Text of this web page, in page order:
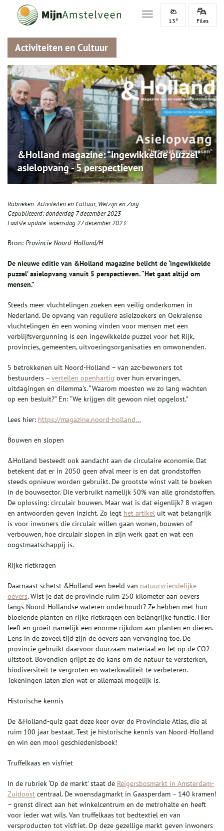
Toggle navigation
13° Files
Activiteiten en Cultuur
&Holland magazine: “ingewikkelde puzzel’
asielopvang - 5 perspectieven
Rubrieken:Activiteiten en Cultuur, Welzijn en Zorg
Gepubliceerd:donderdag 7 december 2023
Laatste update:woensdag 27 december 2023
Bron: Provincie Noord-Holland/H
De nieuwe editie van &Holland magazine belicht de ‘ingewikkelde
puzzel’ asielopvang vanuit 5 perspectieven. “Het gaat altijd om
mensen.”
Steeds meer vluchtelingen zoeken een veilig onderkomen in
Nederland. De opvang van reguliere asielzoekers en Oekraïense
vluchtelingen én een woning vinden voor mensen met een
verblijfsvergunning is een ingewikkelde puzzel voor het Rijk,
provincies, gemeenten, uitvoeringsorganisaties en omwonenden.
5 betrokkenen uit Noord-Holland – van azc-bewoners tot
bestuurders – vertellen openhartig over hun ervaringen,
uitdagingen en dilemma’s. “Waarom moesten we zo lang wachten
op een besluit?” En: “We krijgen dit gewoon niet opgelost.”
Lees hier: https://magazine.noord-holland...
Bouwen en slopen
&Holland besteedt ook aandacht aan de circulaire economie. Dat
betekent dat er in 2050 geen afval meer is en dat grondstoffen
steeds opnieuw worden gebruikt. De grootste winst valt te boeken
in de bouwsector. Die verbruikt namelijk 50% van alle grondstoffen.
De oplossing: circulair bouwen. Maar wat is dat eigenlijk? 8 vragen
en antwoorden geven inzicht. Zo legt het artikel uit wat belangrijk
is voor inwoners die circulair willen gaan wonen, bouwen of
verbouwen, hoe circulair slopen in zijn werk gaat en wat een
oogstmaatschappij is.
Rijke rietkragen
Daarnaast schetst &Holland een beeld van natuurvriendelijke
oevers. Wist je dat de provincie ruim 250 kilometer aan oevers
langs Noord-Hollandse wateren onderhoudt? Ze hebben met hun
bloeiende planten en rijke rietkragen een belangrijke functie. Hier
leeft en groeit namelijk een enorme rijkdom aan planten en dieren.
Eens in de zoveel tijd zijn de oevers aan vervanging toe. De
provincie gebruikt daarvoor duurzaam materiaal en let op de CO2-
uitstoot. Bovendien grijpt ze de kans om de natuur te versterken,
biodiversiteit te vergroten en waterkwaliteit te verbeteren.
Tekeningen laten zien wat er allemaal mogelijk is.
Historische kennis
De &Holland-quiz gaat deze keer over de Provinciale Atlas, die al
ruim 100 jaar bestaat. Test je historische kennis van Noord-Holland
en win een mooi geschiedenisboek!
Truffelkaas en visfriet
In de rubriek ‘Op de markt’ staat de Reigersbosmarkt in Amsterdam-
Zuidoost centraal. De woensdagmarkt in Gaasperdam – 140 kramen!
– grenst direct aan het winkelcentrum en de metrohalte en heeft
voor ieder wat wils. Van truffelkaas tot bedtextiel en van
versproducten tot visfriet. Op deze gezellige markt geven inwoners